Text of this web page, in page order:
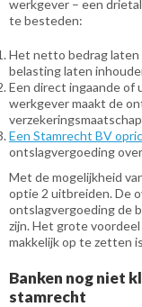
werkgever – een
te besteden:
Het netto bedrag laten
belasting laten
Een direct ingaande
werkgever maakt de
Een Stamrecht BV
ontslagvergoeding
Met de mogelijkheid
optie 2 uitbreiden. De
ontslagvergoeding de
zijn. Het grote
makkelijk op te zetten
Banken nog niet
stamrecht